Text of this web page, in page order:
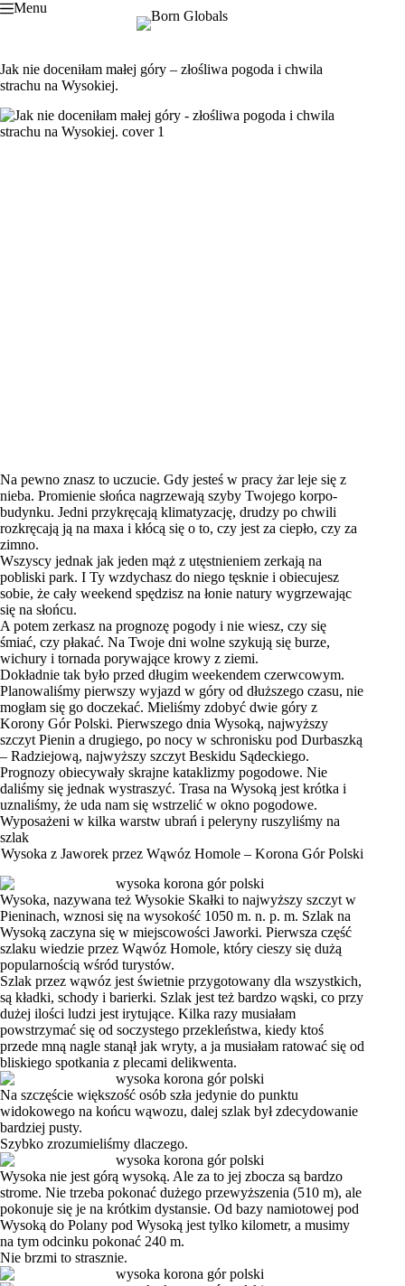
Przejdź
Menu
Jak nie doceniłam małej góry – złośliwa pogoda i chwila
strachu na Wysokiej.
Na pewno znasz to uczucie. Gdy jesteś w pracy żar leje się z
nieba. Promienie słońca nagrzewają szyby Twojego korpo-
budynku. Jedni przykręcają klimatyzację, drudzy po chwili
rozkręcają ją na maxa i kłócą się o to, czy jest za ciepło, czy za
zimno.
Wszyscy jednak jak jeden mąż z utęstnieniem zerkają na
pobliski park. I Ty wzdychasz do niego tęsknie i obiecujesz
sobie, że cały weekend spędzisz na łonie natury wygrzewając
się na słońcu.
A potem zerkasz na prognozę pogody i nie wiesz, czy się
śmiać, czy płakać. Na Twoje dni wolne szykują się burze,
wichury i tornada porywające krowy z ziemi.
Dokładnie tak było przed długim weekendem czerwcowym.
Planowaliśmy pierwszy wyjazd w góry od dłuższego czasu, nie
mogłam się go doczekać. Mieliśmy zdobyć dwie góry z
Korony Gór Polski. Pierwszego dnia Wysoką, najwyższy
szczyt Pienin a drugiego, po nocy w schronisku pod Durbaszką
– Radziejową, najwyższy szczyt Beskidu Sądeckiego.
Prognozy obiecywały skrajne kataklizmy pogodowe. Nie
daliśmy się jednak wystraszyć. Trasa na Wysoką jest krótka i
uznaliśmy, że uda nam się wstrzelić w okno pogodowe.
Wyposażeni w kilka warstw ubrań i peleryny ruszyliśmy na
szlak
Wysoka z Jaworek przez Wąwóz Homole – Korona Gór Polski
Wysoka, nazywana też Wysokie Skałki to najwyższy szczyt w
Pieninach, wznosi się na wysokość 1050 m. n. p. m. Szlak na
Wysoką zaczyna się w miejscowości Jaworki. Pierwsza część
szlaku wiedzie przez Wąwóz Homole, który cieszy się dużą
popularnością wśród turystów.
Szlak przez wąwóz jest świetnie przygotowany dla wszystkich,
są kładki, schody i barierki. Szlak jest też bardzo wąski, co przy
dużej ilości ludzi jest irytujące. Kilka razy musiałam
powstrzymać się od soczystego przekleństwa, kiedy ktoś
przede mną nagle stanął jak wryty, a ja musiałam ratować się od
bliskiego spotkania z plecami delikwenta.
Na szczęście większość osób szła jedynie do punktu
widokowego na końcu wąwozu, dalej szlak był zdecydowanie
bardziej pusty.
Szybko zrozumieliśmy dlaczego.
Wysoka nie jest górą wysoką. Ale za to jej zbocza są bardzo
strome. Nie trzeba pokonać dużego przewyższenia (510 m), ale
pokonuje się je na krótkim dystansie. Od bazy namiotowej pod
Wysoką do Polany pod Wysoką jest tylko kilometr, a musimy
na tym odcinku pokonać 240 m.
Nie brzmi to strasznie.